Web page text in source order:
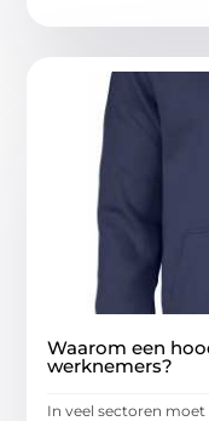
Waarom een
werknemers?
In veel sectoren